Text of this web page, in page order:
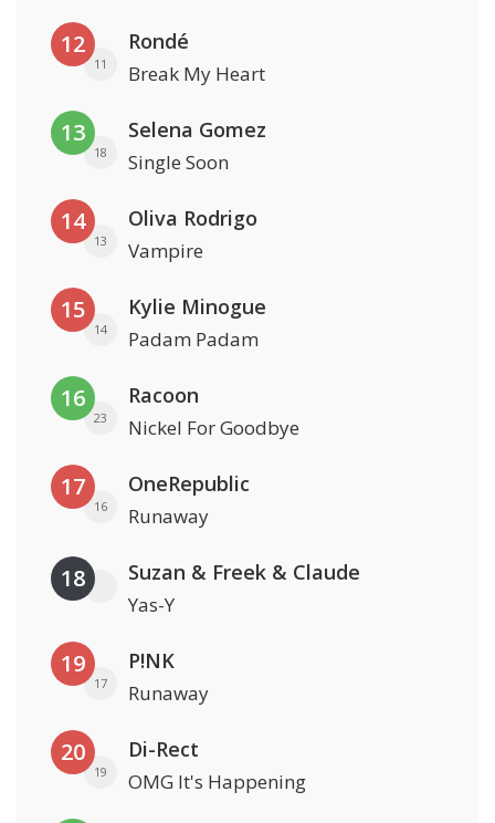
12
11
Rondé
Break My Heart
13
18
Selena Gomez
Single Soon
14
13
Oliva Rodrigo
Vampire
15
14
Kylie Minogue
Padam Padam
16
23
Racoon
Nickel For Goodbye
17
16
OneRepublic
Runaway
18 Suzan & Freek & Claude
Yas-Y
19
17
P!NK
Runaway
20
19
Di-Rect
OMG It's Happening